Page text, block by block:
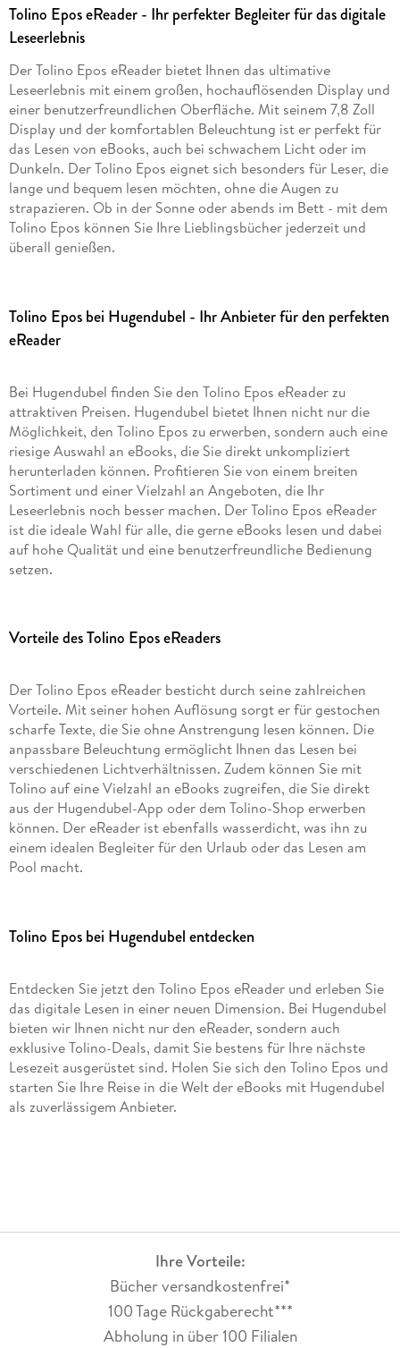
Tolino Epos eReader - Ihr perfekter Begleiter für das digitale
Leseerlebnis
Der Tolino Epos eReader bietet Ihnen das ultimative
Leseerlebnis mit einem großen, hochauflösenden Display und
einer benutzerfreundlichen Oberfläche. Mit seinem 7,8 Zoll
Display und der komfortablen Beleuchtung ist er perfekt für
das Lesen von eBooks, auch bei schwachem Licht oder im
Dunkeln. Der Tolino Epos eignet sich besonders für Leser, die
lange und bequem lesen möchten, ohne die Augen zu
strapazieren. Ob in der Sonne oder abends im Bett - mit dem
Tolino Epos können Sie Ihre Lieblingsbücher jederzeit und
überall genießen.
Tolino Epos bei Hugendubel - Ihr Anbieter für den perfekten
eReader
Bei Hugendubel finden Sie den Tolino Epos eReader zu
attraktiven Preisen. Hugendubel bietet Ihnen nicht nur die
Möglichkeit, den Tolino Epos zu erwerben, sondern auch eine
riesige Auswahl an eBooks, die Sie direkt unkompliziert
herunterladen können. Profitieren Sie von einem breiten
Sortiment und einer Vielzahl an Angeboten, die Ihr
Leseerlebnis noch besser machen. Der Tolino Epos eReader
ist die ideale Wahl für alle, die gerne eBooks lesen und dabei
auf hohe Qualität und eine benutzerfreundliche Bedienung
setzen.
Vorteile des Tolino Epos eReaders
Der Tolino Epos eReader besticht durch seine zahlreichen
Vorteile. Mit seiner hohen Auflösung sorgt er für gestochen
scharfe Texte, die Sie ohne Anstrengung lesen können. Die
anpassbare Beleuchtung ermöglicht Ihnen das Lesen bei
verschiedenen Lichtverhältnissen. Zudem können Sie mit
Tolino auf eine Vielzahl an eBooks zugreifen, die Sie direkt
aus der Hugendubel-App oder dem Tolino-Shop erwerben
können. Der eReader ist ebenfalls wasserdicht, was ihn zu
einem idealen Begleiter für den Urlaub oder das Lesen am
Pool macht.
Tolino Epos bei Hugendubel entdecken
Entdecken Sie jetzt den Tolino Epos eReader und erleben Sie
das digitale Lesen in einer neuen Dimension. Bei Hugendubel
bieten wir Ihnen nicht nur den eReader, sondern auch
exklusive Tolino-Deals, damit Sie bestens für Ihre nächste
Lesezeit ausgerüstet sind. Holen Sie sich den Tolino Epos und
starten Sie Ihre Reise in die Welt der eBooks mit Hugendubel
als zuverlässigem Anbieter.
Ihre Vorteile:
Bücher versandkostenfrei*
100 Tage Rückgaberecht***
Abholung in über 100 Filialen